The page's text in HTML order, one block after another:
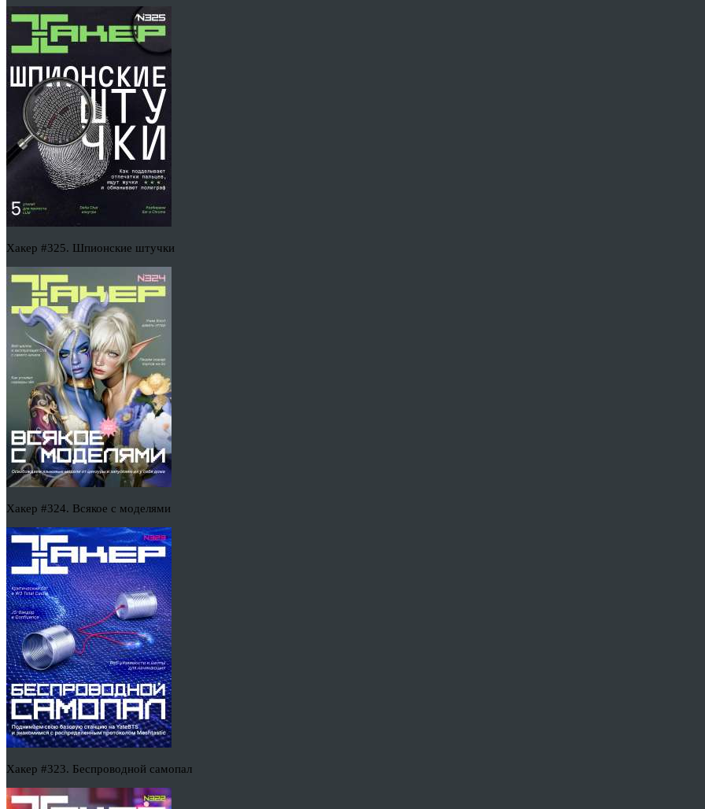
Хакер #325. Шпионские штучки
Хакер #324. Всякое с моделями
Хакер #323. Беспроводной самопал